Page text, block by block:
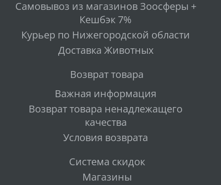
Самовывоз из магазинов Зоосферы +
Кешбэк 7%
Курьер по Нижегородской области
Доставка Животных
Возврат товара
Важная информация
Возврат товара ненадлежащего
качества
Условия возврата
Система скидок
Магазины